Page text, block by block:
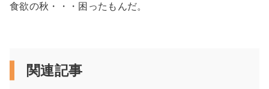
食欲の秋・・・困ったもんだ。
関連記事